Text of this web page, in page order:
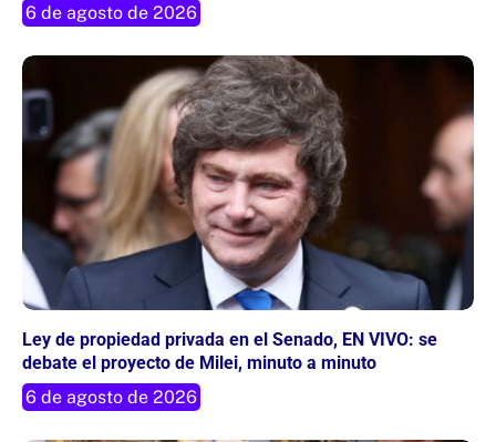
6 de agosto de 2026
Ley de propiedad privada en el Senado, EN VIVO: se
debate el proyecto de Milei, minuto a minuto
6 de agosto de 2026